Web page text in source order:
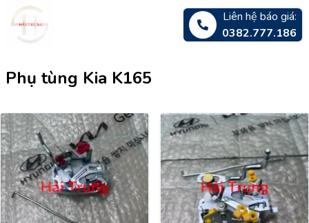
Liên hệ báo giá:
0382.777.186
Phụ tùng Kia K165